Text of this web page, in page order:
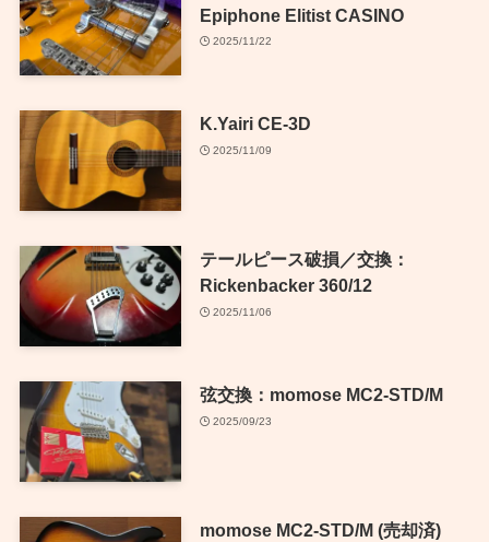
Epiphone Elitist CASINO
2025/11/22
K.Yairi CE-3D
2025/11/09
テールピース破損／交換：
Rickenbacker 360/12
2025/11/06
弦交換：momose MC2-STD/M
2025/09/23
momose MC2-STD/M (売却済)